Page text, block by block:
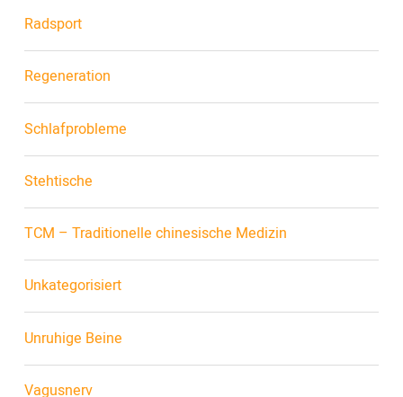
Radsport
Regeneration
Schlafprobleme
Stehtische
TCM – Traditionelle chinesische Medizin
Unkategorisiert
Unruhige Beine
Vagusnerv